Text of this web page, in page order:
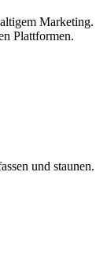
Marketing.
Plattformen.
und staunen.